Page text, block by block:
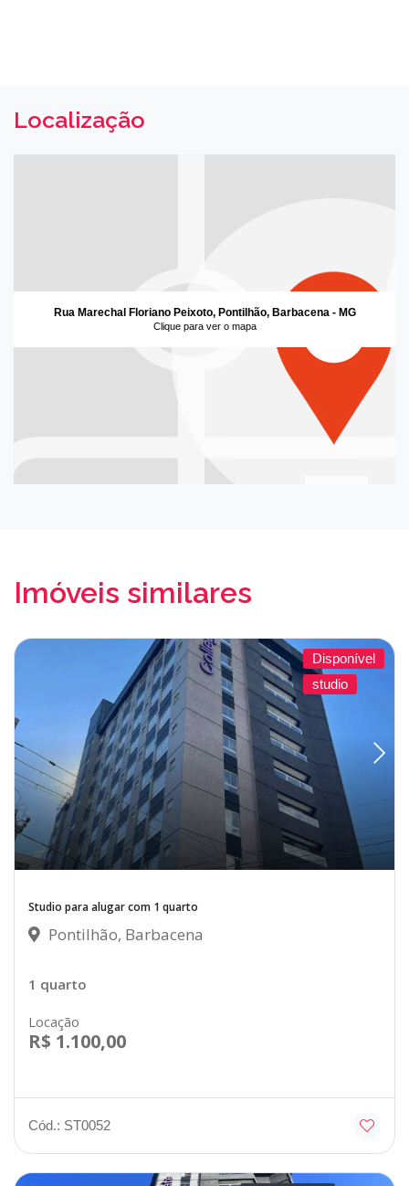
Localização
Rua Marechal Floriano Peixoto, Pontilhão, Barbacena - MG
Clique para ver o mapa
Imóveis similares
Disponível
studio
Studio para alugar com 1 quarto
Pontilhão, Barbacena
1 quarto
Locação
R$ 1.100,00
Cód.: ST0052